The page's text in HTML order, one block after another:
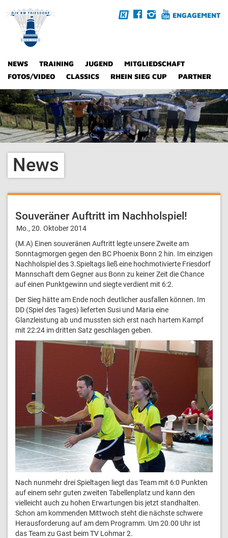
ENGAGEMENT
NEWS TRAINING JUGEND
MITGLIEDSCHAFT
FOTOS/VIDEO
CLASSICS RHEIN SIEG CUP PARTNER
News
Souveräner Auftritt im Nachholspiel!
Mo., 20. Oktober 2014
(M.A) Einen souveränen Auftritt legte unsere Zweite am
Sonntagmorgen gegen den BC Phoenix Bonn 2 hin. Im einzigen
Nachholspiel des 3.Spieltags ließ eine hochmotivierte Friesdorf
Mannschaft dem Gegner aus Bonn zu keiner Zeit die Chance
auf einen Punktgewinn und siegte verdient mit 6:2.
Der Sieg hätte am Ende noch deutlicher ausfallen können. Im
DD (Spiel des Tages) lieferten Susi und Maria eine
Glanzleistung ab und mussten sich erst nach hartem Kampf
mit 22:24 im dritten Satz geschlagen geben.
Nach nunmehr drei Spieltagen liegt das Team mit 6:0 Punkten
auf einem sehr guten zweiten Tabellenplatz und kann den
vielleicht auch zu hohen Erwartungen bis jetzt standhalten.
Schon am kommenden Mittwoch steht die nächste schwere
Herausforderung auf am dem Programm. Um 20.00 Uhr ist
das Team zu Gast beim TV Lohmar 2.